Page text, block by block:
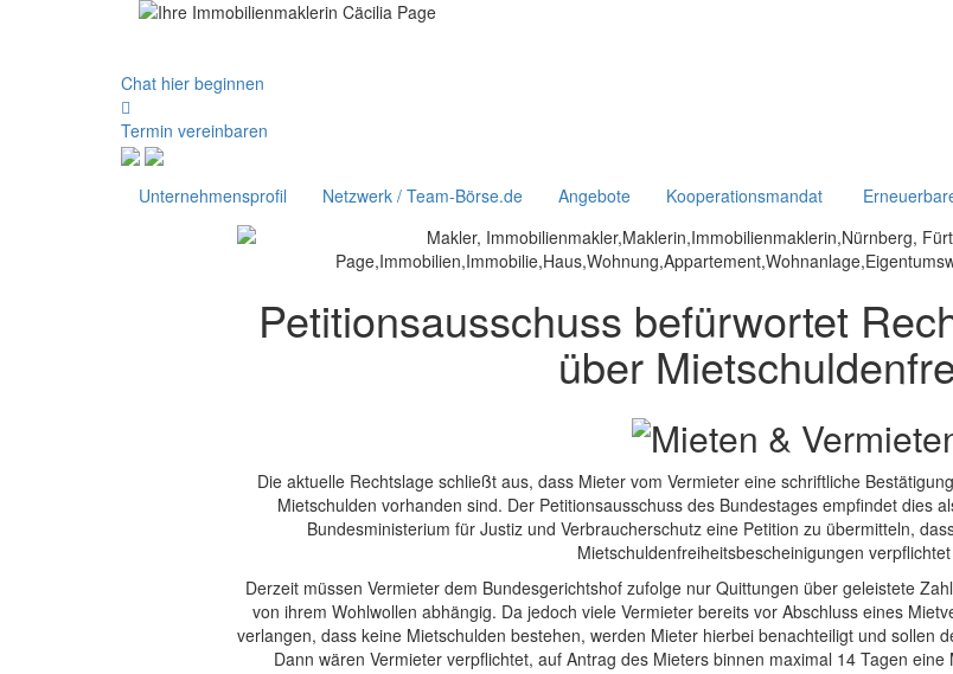
Chat hier beginnen
Termin vereinbaren
Unternehmensprofil Netzwerk / Team-Börse.de Angebote Kooperationsmandat
Petitionsausschuss befürwortet
über
Die aktuelle Rechtslage schließt aus, dass Mieter vom Vermieter eine schriftliche
Mietschulden vorhanden sind. Der Petitionsausschuss des Bundestages empfindet dies
Bundesministerium für Justiz und Verbraucherschutz eine Petition zu übermitteln,
Mietschuldenfreiheitsbescheinigungen
Derzeit müssen Vermieter dem Bundesgerichtshof zufolge nur Quittungen über geleistete
von ihrem Wohlwollen abhängig. Da jedoch viele Vermieter bereits vor Abschluss eines
verlangen, dass keine Mietschulden bestehen, werden Mieter hierbei benachteiligt und sollen
Dann wären Vermieter verpflichtet, auf Antrag des Mieters binnen maximal 14 Tagen